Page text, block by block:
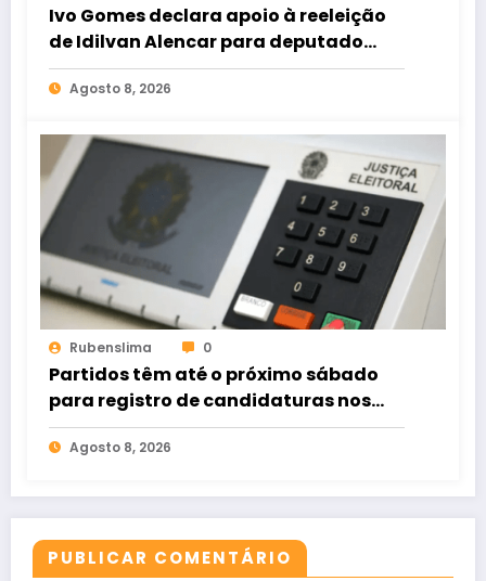
Ivo Gomes declara apoio à reeleição
de Idilvan Alencar para deputado
federal
Agosto 8, 2026
Rubenslima 0
Partidos têm até o próximo sábado
para registro de candidaturas nos
tribunais
Agosto 8, 2026
PUBLICAR COMENTÁRIO